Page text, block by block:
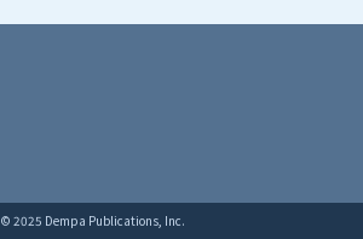
© 2025 Dempa Publications, Inc.